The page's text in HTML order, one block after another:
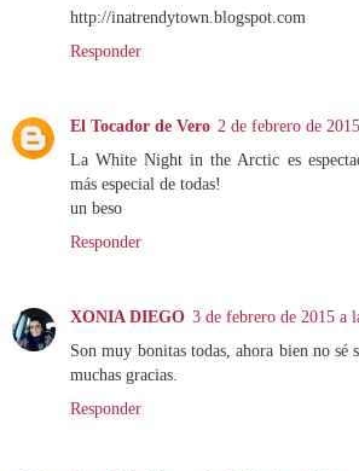
http://inatrendytown.blogspot.com
Responder
El Tocador de Vero 2 de febrero de
La White Night in the Arctic es
más especial de todas!
un beso
Responder
XONIA DIEGO 3 de febrero de 2015 a
Son muy bonitas todas, ahora bien no sé
muchas gracias.
Responder